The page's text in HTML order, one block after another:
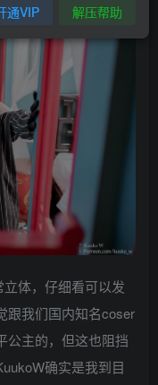
体，仔细看可以发
跟我们国内知名coser
公主的，但这也阻挡
确实是我到目
通VIP 解压帮助